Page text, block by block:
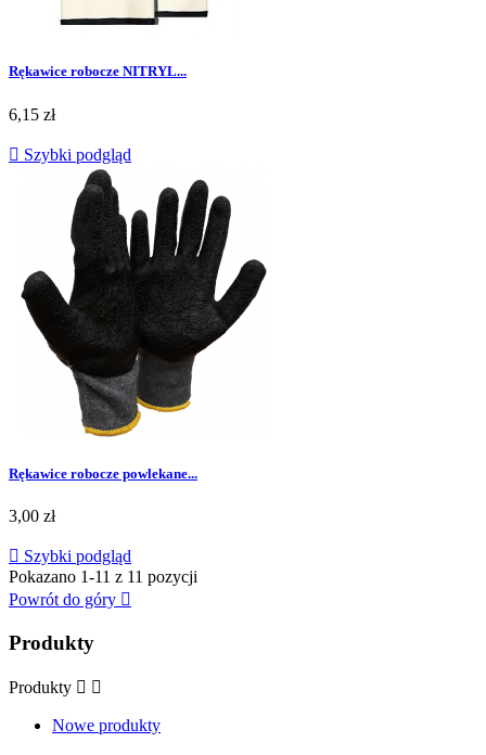
Rękawice robocze NITRYL...
Cena
6,15 zł
 Szybki podgląd
Rękawice robocze powlekane...
Cena
3,00 zł
 Szybki podgląd
Pokazano 1-11 z 11 pozycji
Powrót do góry 
Produkty
Produkty  
Nowe produkty